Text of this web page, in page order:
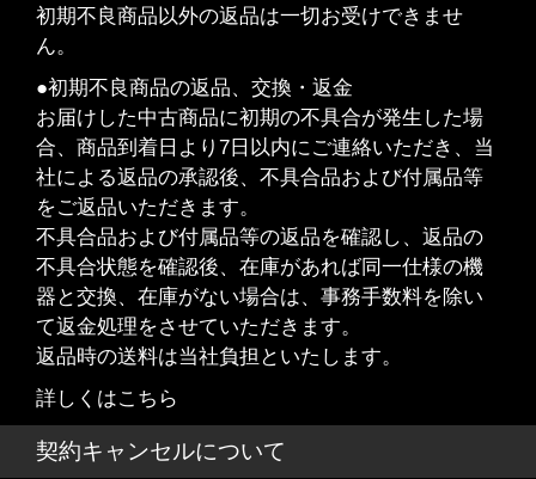
初期不良商品以外の返品は一切お受けできませ
ん。
●初期不良商品の返品、交換・返金
お届けした中古商品に初期の不具合が発生した場
合、商品到着日より7日以内にご連絡いただき、当
社による返品の承認後、不具合品および付属品等
をご返品いただきます。
不具合品および付属品等の返品を確認し、返品の
不具合状態を確認後、在庫があれば同一仕様の機
器と交換、在庫がない場合は、事務手数料を除い
て返金処理をさせていただきます。
返品時の送料は当社負担といたします。
詳しくはこちら
契約キャンセルについて